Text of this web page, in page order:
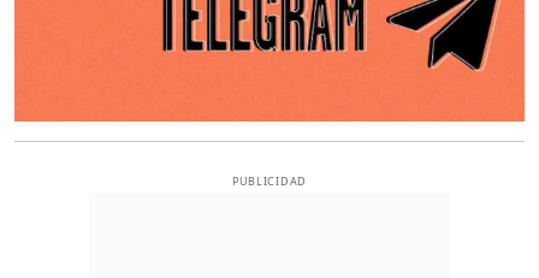
PUBLICIDAD